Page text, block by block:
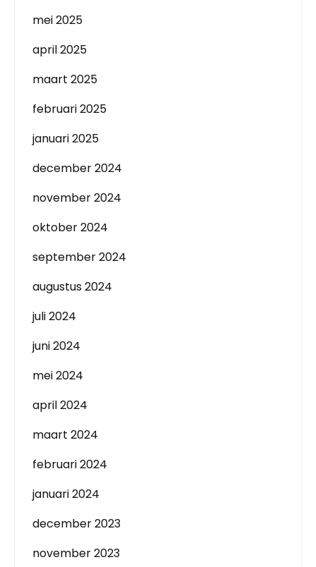
mei 2025
april 2025
maart 2025
februari 2025
januari 2025
december 2024
november 2024
oktober 2024
september 2024
augustus 2024
juli 2024
juni 2024
mei 2024
april 2024
maart 2024
februari 2024
januari 2024
december 2023
november 2023